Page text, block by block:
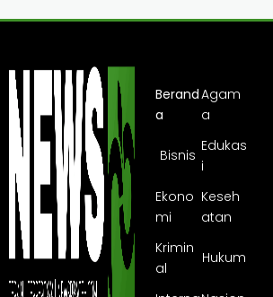
Berand
a
Agam
a
Bisnis
Edukas
i
Ekono
mi
Keseh
atan
Krimin
al
Hukum